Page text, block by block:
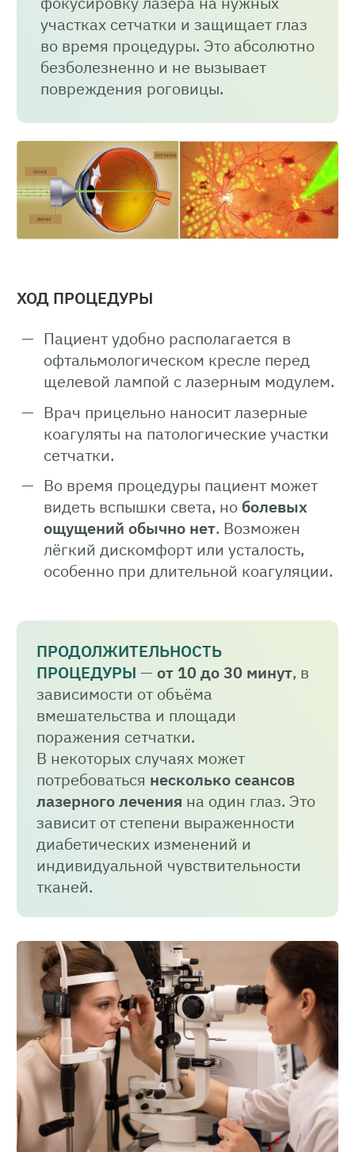
участках сетчатки и защищает глаз
во время процедуры. Это абсолютно
безболезненно и не вызывает
повреждения роговицы.
ХОД ПРОЦЕДУРЫ
Пациент удобно располагается в
офтальмологическом кресле перед
щелевой лампой с лазерным модулем.
Врач прицельно наносит лазерные
коагуляты на патологические участки
сетчатки.
Во время процедуры пациент может
видеть вспышки света, но болевых
ощущений обычно нет. Возможен
лёгкий дискомфорт или усталость,
особенно при длительной коагуляции.
ПРОДОЛЖИТЕЛЬНОСТЬ
ПРОЦЕДУРЫ — от 10 до 30 минут, в
зависимости от объёма
вмешательства и площади
поражения сетчатки.
В некоторых случаях может
потребоваться несколько сеансов
лазерного лечения на один глаз. Это
зависит от степени выраженности
диабетических изменений и
индивидуальной чувствительности
тканей.